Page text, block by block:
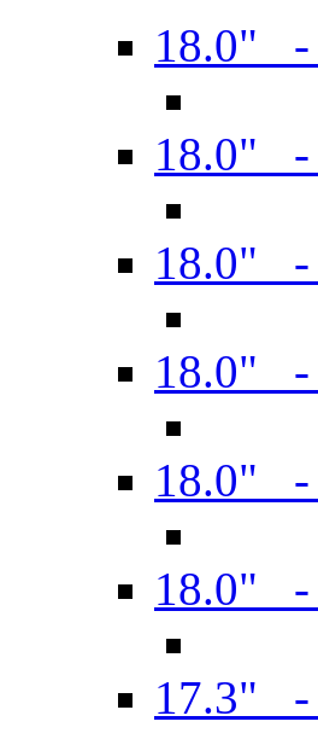
18.0" -
18.0" -
18.0" -
18.0" -
18.0" -
18.0" -
17.3" -